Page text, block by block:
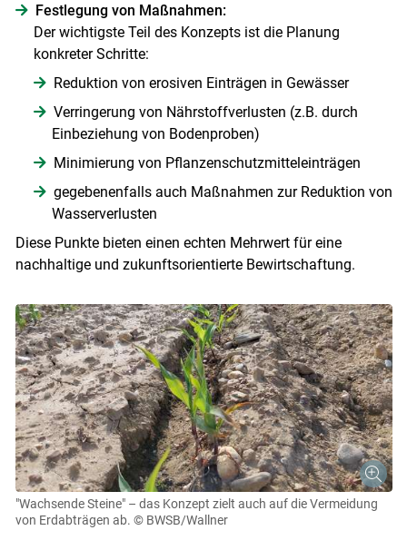
Skip to main content
Festlegung von Maßnahmen:
Der wichtigste Teil des Konzepts ist die Planung
konkreter Schritte:
Reduktion von erosiven Einträgen in Gewässer
Verringerung von Nährstoffverlusten (z.B. durch
Einbeziehung von Bodenproben)
Minimierung von Pflanzenschutzmitteleinträgen
gegebenenfalls auch Maßnahmen zur Reduktion von
Wasserverlusten
Diese Punkte bieten einen echten Mehrwert für eine
nachhaltige und zukunftsorientierte Bewirtschaftung.
"Wachsende Steine" – das Konzept zielt auch auf die Vermeidung
von Erdabträgen ab. © BWSB/Wallner